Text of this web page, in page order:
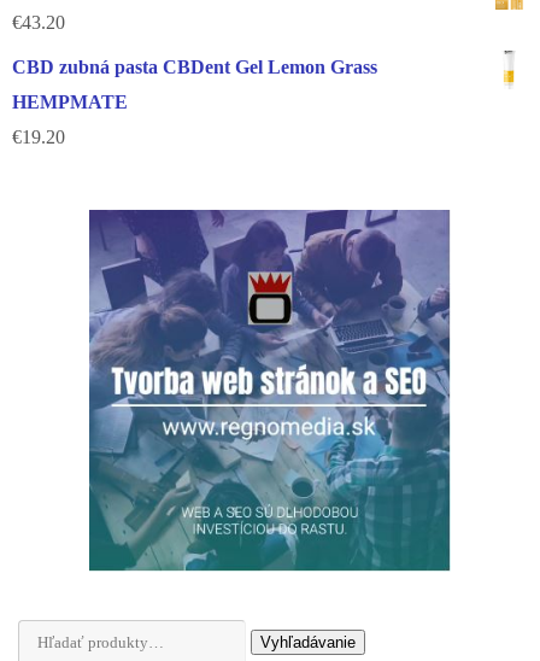
€43.20
CBD zubná pasta CBDent Gel Lemon Grass
HEMPMATE
€19.20
Hľadať: Vyhľadávanie